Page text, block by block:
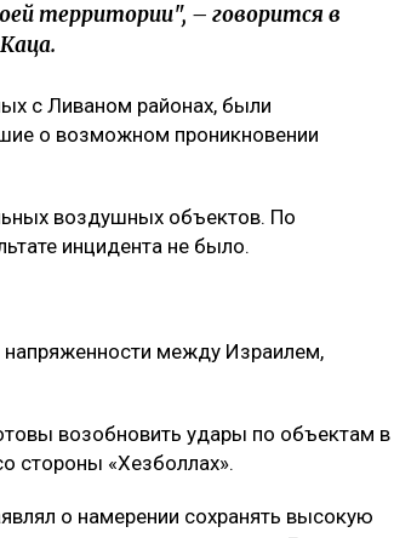
территории", – говорится в
с Ливаном районах, были
о возможном проникновении
воздушных объектов. По
инцидента не было.
между Израилем,
возобновить удары по объектам в
стороны «Хезболлах».
о намерении сохранять высокую